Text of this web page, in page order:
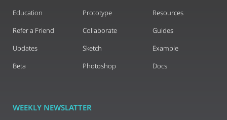
Education
Refer a Friend
Updates
Beta
Prototype
Collaborate
Sketch
Photoshop
Resources
Guides
Example
Docs
WEEKLY NEWSLATTER